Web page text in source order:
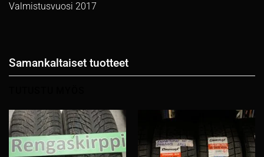
Valmistusvuosi 2017
Samankaltaiset tuotteet